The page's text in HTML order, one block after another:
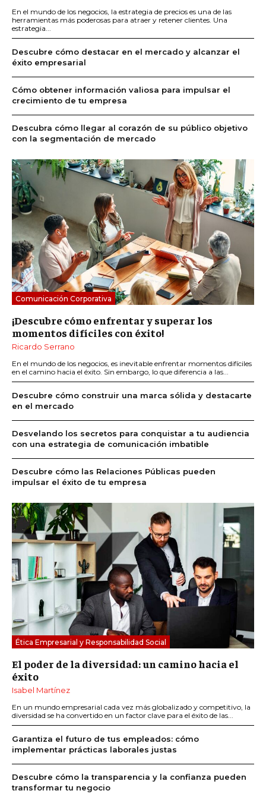
En el mundo de los negocios, la estrategia de precios es una de las
herramientas más poderosas para atraer y retener clientes. Una
estrategia...
Descubre cómo destacar en el mercado y alcanzar el
éxito empresarial
Cómo obtener información valiosa para impulsar el
crecimiento de tu empresa
Descubra cómo llegar al corazón de su público objetivo
con la segmentación de mercado
Comunicación Corporativa
¡Descubre cómo enfrentar y superar los
momentos difíciles con éxito!
Ricardo Serrano
En el mundo de los negocios, es inevitable enfrentar momentos difíciles
en el camino hacia el éxito. Sin embargo, lo que diferencia a las...
Descubre cómo construir una marca sólida y destacarte
en el mercado
Desvelando los secretos para conquistar a tu audiencia
con una estrategia de comunicación imbatible
Descubre cómo las Relaciones Públicas pueden
impulsar el éxito de tu empresa
Ética Empresarial y Responsabilidad Social
El poder de la diversidad: un camino hacia el
éxito
Isabel Martínez
En un mundo empresarial cada vez más globalizado y competitivo, la
diversidad se ha convertido en un factor clave para el éxito de las...
Garantiza el futuro de tus empleados: cómo
implementar prácticas laborales justas
Descubre cómo la transparencia y la confianza pueden
transformar tu negocio